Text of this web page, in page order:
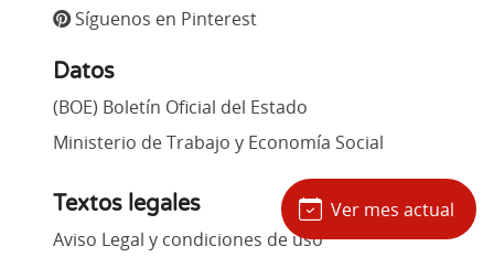
Ver mes actual
Síguenos en Pinterest
Datos
(BOE) Boletín Oficial del Estado
Ministerio de Trabajo y Economía Social
Textos legales
Aviso Legal y condiciones de uso